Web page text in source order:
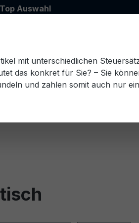
Top Auswahl
Estnisch Finnisch
mit unterschiedlichen
das konkret für Sie? – Sie
und zahlen somit auch nur